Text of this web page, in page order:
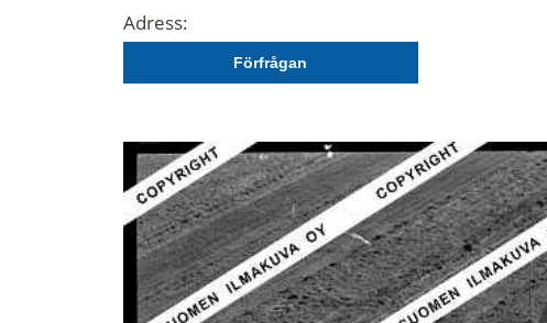
Adress:
Förfrågan